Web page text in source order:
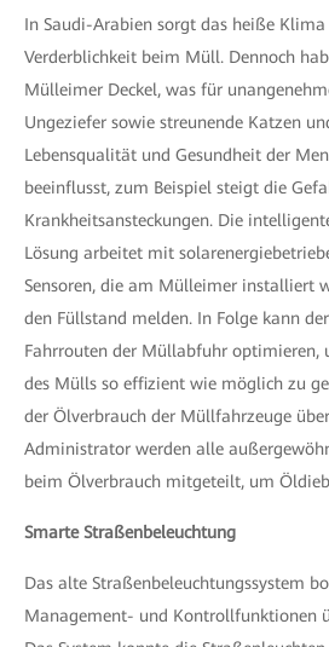
In Saudi-Arabien sorgt das heiße Klima
Verderblichkeit beim Müll. Dennoch
Mülleimer Deckel, was für
Ungeziefer sowie streunende Katzen
Lebensqualität und Gesundheit der
beeinflusst, zum Beispiel steigt die
Krankheitsansteckungen. Die
Lösung arbeitet mit
Sensoren, die am Mülleimer installiert
den Füllstand melden. In Folge kann
Fahrrouten der Müllabfuhr optimieren,
des Mülls so effizient wie möglich zu
der Ölverbrauch der Müllfahrzeuge
Administrator werden alle
beim Ölverbrauch mitgeteilt, um
Smarte Straßenbeleuchtung
Das alte Straßenbeleuchtungssystem
Management- und Kontrollfunktionen